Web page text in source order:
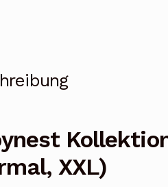
XXL)